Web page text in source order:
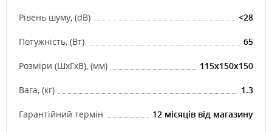
Рівень шуму, (dB) <28
Потужність, (Вт) 65
Розміри (ШхГхВ), (мм) 115x150x150
Вага, (кг) 1.3
Гарантійний термін 12 місяців від магазину